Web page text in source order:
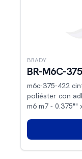
BRADY
BR-M6C-
m6c-375-422
poliéster con
m6 m7 - 0.375""